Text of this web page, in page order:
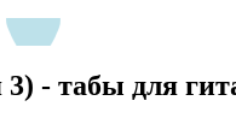
3) - табы для